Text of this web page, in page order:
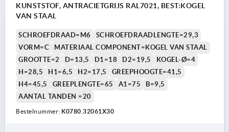
KUNSTSTOF, ANTRACIETGRIJS RAL7021, BEST:KOGEL
VAN STAAL
SCHROEFDRAAD=M6
SCHROEFDRAADLENGTE=29,3
VORM=C
MATERIAAL COMPONENT=KOGEL VAN STAAL
GROOTTE=2
D=13,5 D1=18 D2=19,5
KOGEL-Ø=4
H=28,5
H1=6,5 H2=17,5
GREEPHOOGTE=41,5
H4=45,5
GREEPLENGTE=65 A1=75
B=9,5
AANTAL TANDEN =20
Bestelnummer: K0780.32061X30